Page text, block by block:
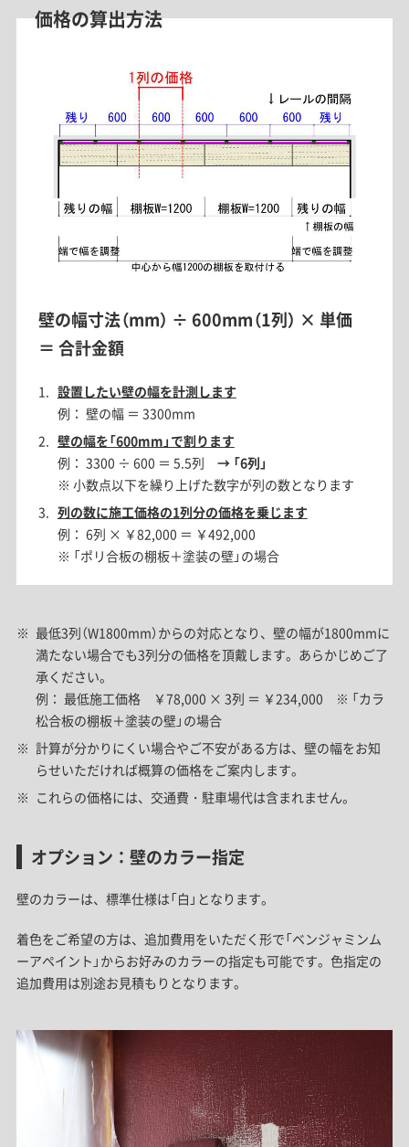
価格の算出方法
壁の幅寸法（mm） ÷ 600mm（1列） × 単価
＝ 合計金額
設置したい壁の幅を計測します
例： 壁の幅 ＝ 3300mm
壁の幅を「600mm」で割ります
例： 3300 ÷ 600 ＝ 5.5列 → 「6列」
※ 小数点以下を繰り上げた数字が列の数となります
列の数に施工価格の1列分の価格を乗じます
例： 6列 × ￥82,000 ＝ ￥492,000
※ 「ポリ合板の棚板＋塗装の壁」の場合
最低3列（W1800mm）からの対応となり、壁の幅が1800mmに
満たない場合でも3列分の価格を頂戴します。あらかじめご了
承ください。
例： 最低施工価格 ￥78,000 × 3列 ＝ ￥234,000 ※ 「カラ
松合板の棚板＋塗装の壁」の場合
計算が分かりにくい場合やご不安がある方は、壁の幅をお知
らせいただければ概算の価格をご案内します。
これらの価格には、交通費・駐車場代は含まれません。
オプション：壁のカラー指定
壁のカラーは、標準仕様は「白」となります。
着色をご希望の方は、追加費用をいただく形で「ベンジャミンム
ーアペイント」からお好みのカラーの指定も可能です。色指定の
追加費用は別途お見積もりとなります。